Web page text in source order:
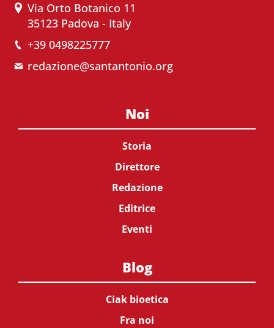
Via Orto Botanico 11
35123 Padova - Italy
+39 0498225777
redazione@santantonio.org
Noi
Storia
Direttore
Redazione
Editrice
Eventi
Blog
Ciak bioetica
Fra noi